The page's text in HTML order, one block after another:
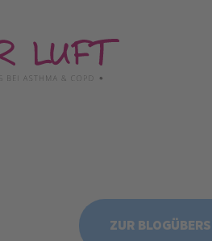
ZUR